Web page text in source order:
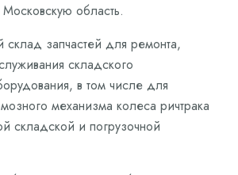
область.
склад запчастей для ремонта,
складского
в том числе для
механизма колеса ричтрака
складской и погрузочной